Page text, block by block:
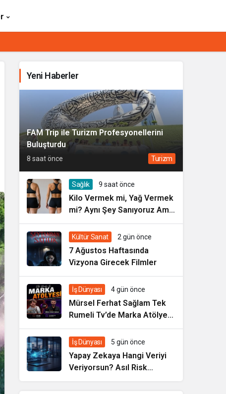
Yeni Haberler
FAM Trip ile Turizm Profesyonellerini
Buluşturdu
8 saat önce Turizm
Sağlık 9 saat önce
Kilo Vermek mi, Yağ Vermek
mi? Aynı Şey Sanıyoruz Ama
Değil!
Kültür Sanat 2 gün önce
7 Ağustos Haftasında
Vizyona Girecek Filmler
İş Dünyası 4 gün önce
Mürsel Ferhat Sağlam Tek
Rumeli Tv’de Marka Atölyesi
Programına Konuk Oldu
İş Dünyası 5 gün önce
Yapay Zekaya Hangi Veriyi
Veriyorsun? Asıl Risk